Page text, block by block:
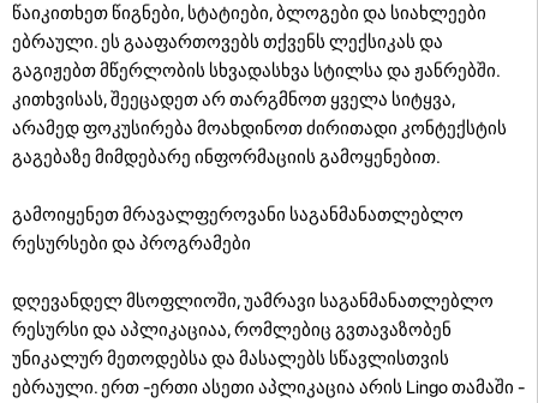
წაიკითხეთ წიგნები, სტატიები, ბლოგები და სიახლეები
ებრაული. ეს გააფართოვებს თქვენს ლექსიკას და
გაგიჟებთ მწერლობის სხვადასხვა სტილსა და ჟანრებში.
კითხვისას, შეეცადეთ არ თარგმნოთ ყველა სიტყვა,
არამედ ფოკუსირება მოახდინოთ ძირითადი კონტექსტის
გაგებაზე მიმდებარე ინფორმაციის გამოყენებით.
გამოიყენეთ მრავალფეროვანი საგანმანათლებლო
რესურსები და პროგრამები
დღევანდელ მსოფლიოში, უამრავი საგანმანათლებლო
რესურსი და აპლიკაციაა, რომლებიც გვთავაზობენ
უნიკალურ მეთოდებსა და მასალებს სწავლისთვის
ებრაული. ერთ -ერთი ასეთი აპლიკაცია არის Lingo თამაში -